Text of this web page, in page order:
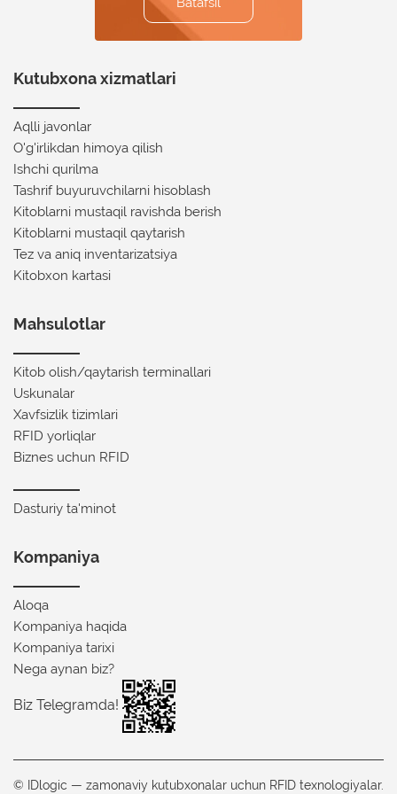
Kutubxona xizmatlari
Aqlli javonlar
O'g'irlikdan himoya qilish
Ishchi qurilma
Tashrif buyuruvchilarni hisoblash
Kitoblarni mustaqil ravishda berish
Kitoblarni mustaqil qaytarish
Tez va aniq inventarizatsiya
Kitobxon kartasi
Mahsulotlar
Kitob olish/qaytarish terminallari
Uskunalar
Xavfsizlik tizimlari
RFID yorliqlar
Biznes uchun RFID
Dasturiy ta'minot
Kompaniya
Aloqa
Kompaniya haqida
Kompaniya tarixi
Nega aynan biz?
Biz Telegramda!
© IDlogic — zamonaviy kutubxonalar uchun RFID texnologiyalar.